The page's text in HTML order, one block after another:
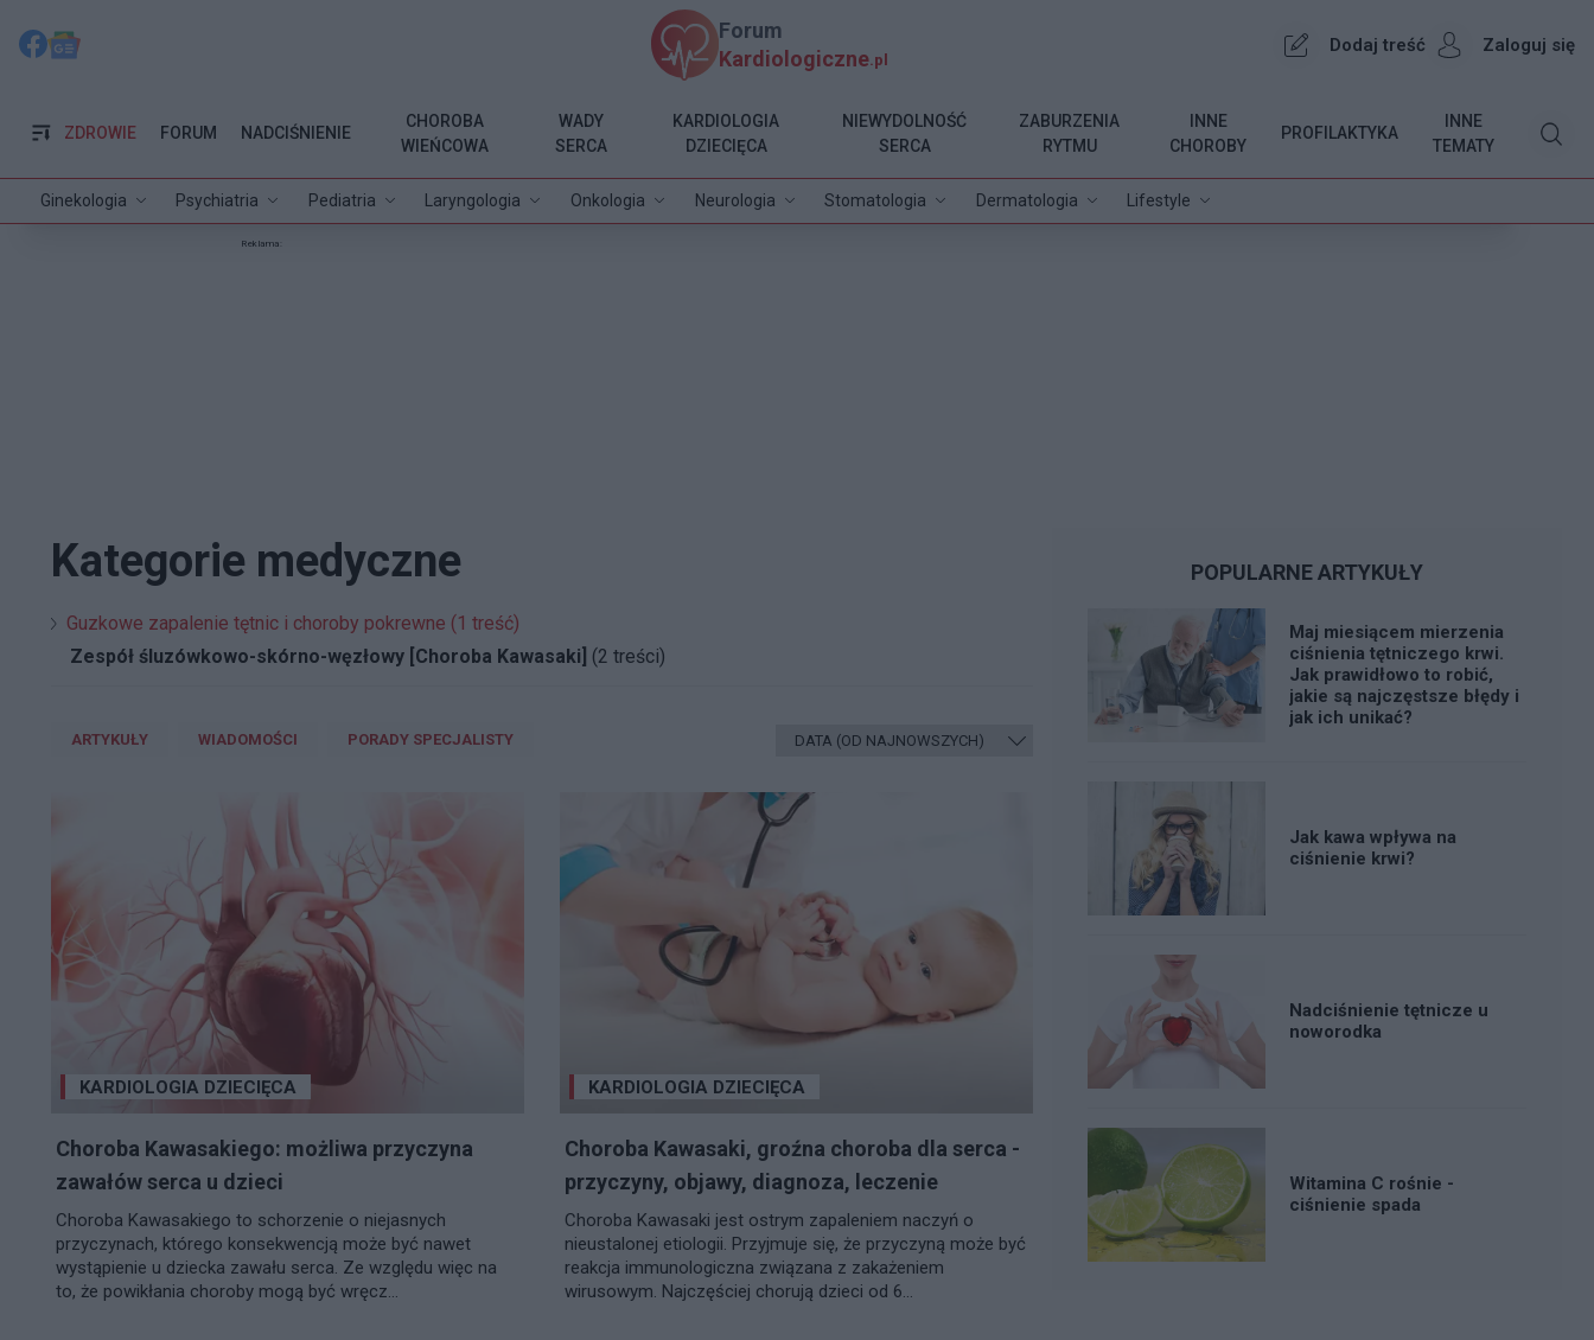
Forum
Kardiologiczne .pl
Dodaj treść Zaloguj się
ZDROWIE
Ginekologia Psychiatria Pediatria Laryngologia Onkologia Neurologia Stomatologia Dermatologia Lifestyle
FORUM NADCIŚNIENIE
CHOROBA
WIEŃCOWA
WADY
SERCA
KARDIOLOGIA
DZIECIĘCA
NIEWYDOLNOŚĆ
SERCA
ZABURZENIA
RYTMU
INNE
CHOROBY
PROFILAKTYKA
INNE
TEMATY
Reklama:
Kategorie medyczne
Guzkowe zapalenie tętnic i choroby pokrewne (1 treść)
Zespół śluzówkowo-skórno-węzłowy [Choroba Kawasaki] (2 treści)
ARTYKUŁY WIADOMOŚCI PORADY SPECJALISTY
KARDIOLOGIA DZIECIĘCA
Choroba Kawasakiego: możliwa przyczyna
zawałów serca u dzieci
Choroba Kawasakiego to schorzenie o niejasnych
przyczynach, którego konsekwencją może być nawet
wystąpienie u dziecka zawału serca. Ze względu więc na
to, że powikłania choroby mogą być wręcz...
KARDIOLOGIA DZIECIĘCA
Choroba Kawasaki, groźna choroba dla serca -
przyczyny, objawy, diagnoza, leczenie
Choroba Kawasaki jest ostrym zapaleniem naczyń o
nieustalonej etiologii. Przyjmuje się, że przyczyną może być
reakcja immunologiczna związana z zakażeniem
wirusowym. Najczęściej chorują dzieci od 6...
POPULARNE ARTYKUŁY
Maj miesiącem mierzenia
ciśnienia tętniczego krwi.
Jak prawidłowo to robić,
jakie są najczęstsze błędy i
jak ich unikać?
Jak kawa wpływa na
ciśnienie krwi?
Nadciśnienie tętnicze u
noworodka
Witamina C rośnie -
ciśnienie spada